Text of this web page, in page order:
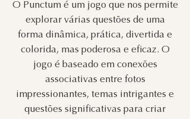
O Punctum é um jogo que nos permite
explorar várias questões de uma
forma dinâmica, prática, divertida e
colorida, mas poderosa e eficaz. O
jogo é baseado em conexões
associativas entre fotos
impressionantes, temas intrigantes e
questões significativas para criar